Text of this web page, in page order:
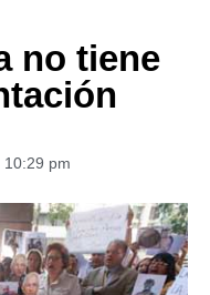
no tiene
10:29 pm